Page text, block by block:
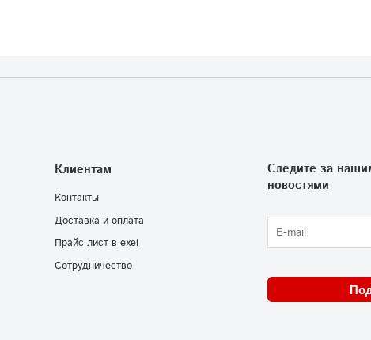
Клиентам
Контакты
Доставка и оплата
Прайс лист в exel
Сотрудничество
Следите за
новостями